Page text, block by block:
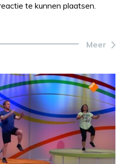
te kunnen plaatsen.
Meer